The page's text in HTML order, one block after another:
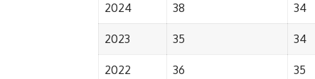
2024 38 34
2023 35 34
2022 36 35